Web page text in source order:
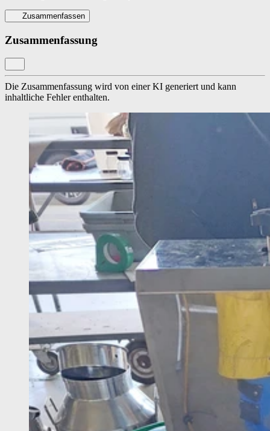
Zusammenfassen
Zusammenfassung
Die Zusammenfassung wird von einer KI generiert und kann
inhaltliche Fehler enthalten.